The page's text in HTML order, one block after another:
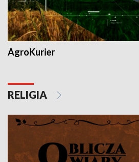
AgroKurier
RELIGIA